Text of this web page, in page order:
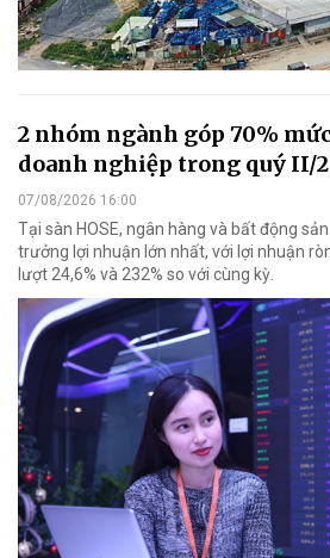
2 nhóm ngành góp 70%
doanh nghiệp trong quý II/
07/08/2026 16:00
Tại sàn HOSE, ngân hàng và bất động
trưởng lợi nhuận lớn nhất, với lợi nhuận
lượt 24,6% và 232% so với cùng kỳ.